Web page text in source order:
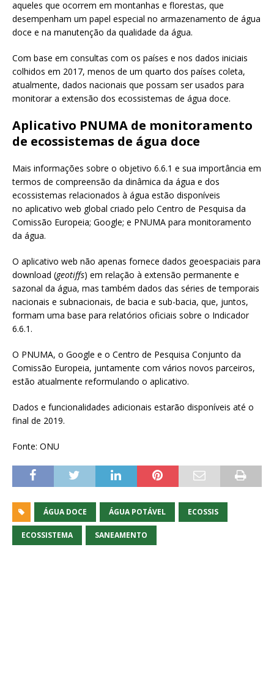
aqueles que ocorrem em montanhas e florestas, que
desempenham um papel especial no armazenamento de água
doce e na manutenção da qualidade da água.
Com base em consultas com os países e nos dados iniciais
colhidos em 2017, menos de um quarto dos países coleta,
atualmente, dados nacionais que possam ser usados ​​para
monitorar a extensão dos ecossistemas de água doce.
Aplicativo PNUMA de monitoramento
de ecossistemas de água doce
Mais informações sobre o objetivo 6.6.1 e sua importância em
termos de compreensão da dinâmica da água e dos
ecossistemas relacionados à água estão disponíveis
no aplicativo web global criado pelo Centro de Pesquisa da
Comissão Europeia; Google; e PNUMA para monitoramento
da água.
O aplicativo web não apenas fornece dados geoespaciais para
download (geotiffs) em relação à extensão permanente e
sazonal da água, mas também dados das séries de temporais
nacionais e subnacionais, de bacia e sub-bacia, que, juntos,
formam uma base para relatórios oficiais sobre o Indicador
6.6.1.
O PNUMA, o Google e o Centro de Pesquisa Conjunto da
Comissão Europeia, juntamente com vários novos parceiros,
estão atualmente reformulando o aplicativo.
Dados e funcionalidades adicionais estarão disponíveis até o
final de 2019.
Fonte: ONU
ÁGUA DOCE ÁGUA POTÁVEL ECOSSIS
ECOSSISTEMA SANEAMENTO